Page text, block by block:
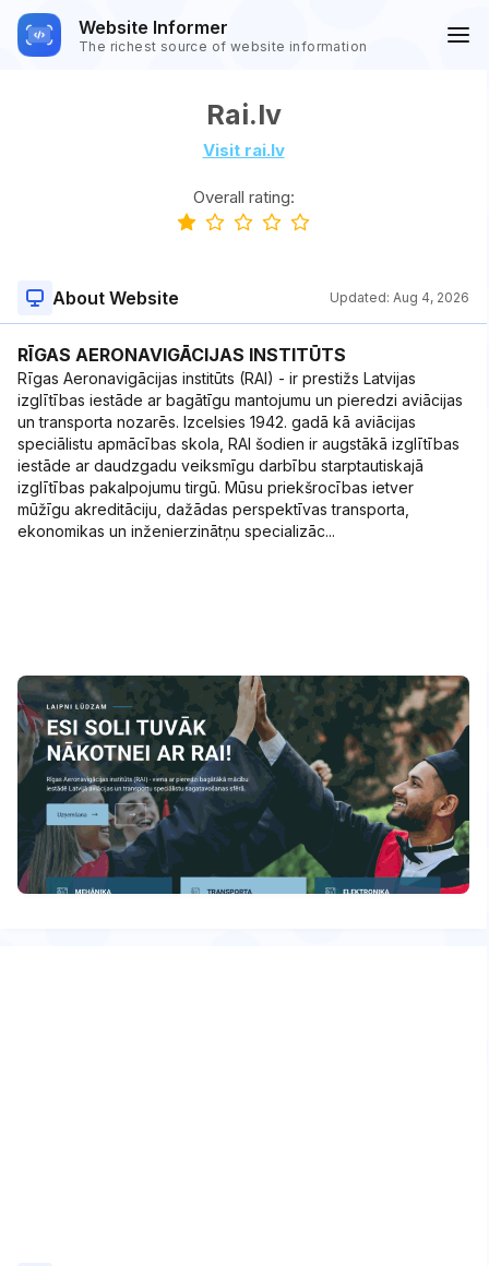
Website Informer
The richest source of website information
Rai.lv
Visit rai.lv
Overall rating:
About Website Updated: Aug 4, 2026
RĪGAS AERONAVIGĀCIJAS INSTITŪTS
Rīgas Aeronavigācijas institūts (RAI) - ir prestižs Latvijas
izglītības iestāde ar bagātīgu mantojumu un pieredzi aviācijas
un transporta nozarēs. Izcelsies 1942. gadā kā aviācijas
speciālistu apmācības skola, RAI šodien ir augstākā izglītības
iestāde ar daudzgadu veiksmīgu darbību starptautiskajā
izglītības pakalpojumu tirgū. Mūsu priekšrocības ietver
mūžīgu akreditāciju, dažādas perspektīvas transporta,
ekonomikas un inženierzinātņu specializāc...